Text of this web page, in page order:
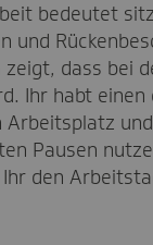
bedeutet
und
zeigt, dass bei
Ihr habt einen
Pausen
den